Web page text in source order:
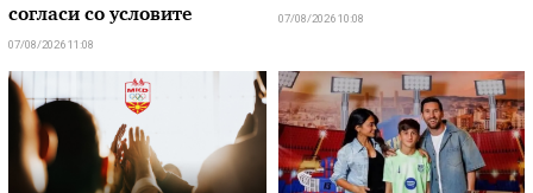
согласи со условите
07/08/2026 11:08
07/08/2026 10:08